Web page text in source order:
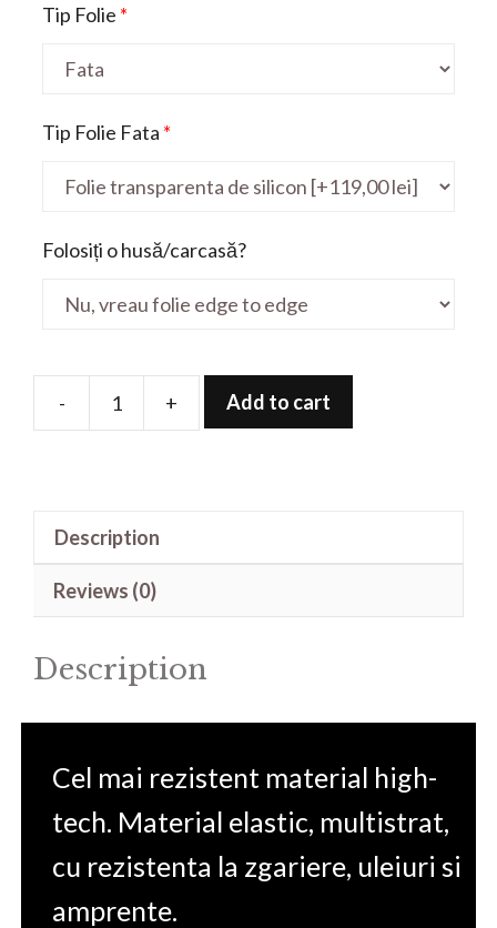
Tip Folie *
Tip Folie Fata *
Folosiți o husă/carcasă?
-
Folie
quantity
+ Add to cart
Description
Reviews (0)
Description
Cel mai rezistent material high-
tech. Material elastic, multistrat,
cu rezistenta la zgariere, uleiuri si
amprente.